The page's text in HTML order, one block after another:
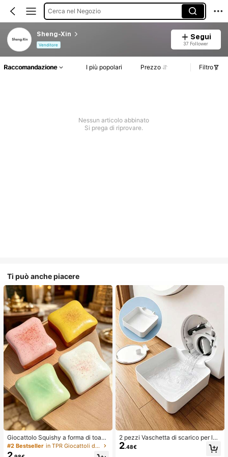
Cerca nel Negozio
Sheng-Xin
Venditore
Segui
37 Follower
Raccomandazione I più popolari Prezzo Filtro
Nessun articolo abbinato
Si prega di riprovare.
Ti può anche piacere
Giocattolo Squishy a forma di toast
extra large, super morbido, giocattol
o antistress a forma di toast al burr
#2 Bestseller in TPR Giocattoli divertenti e novità per adolesce
2 pezzi Vaschetta di scarico per lav
atrice, Tappetino di protezione imp
ermeabile per pavimento della lava
2.48€